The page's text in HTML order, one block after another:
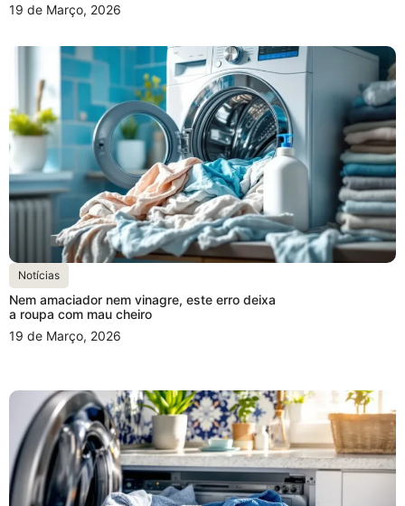
19 de Março, 2026
Notícias
Nem amaciador nem vinagre, este erro deixa
a roupa com mau cheiro
19 de Março, 2026